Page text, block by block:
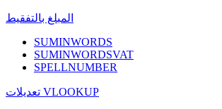
المبلغ بالتفقيط
SUMINWORDS
SUMINWORDSVAT
SPELLNUMBER
تعديلات VLOOKUP